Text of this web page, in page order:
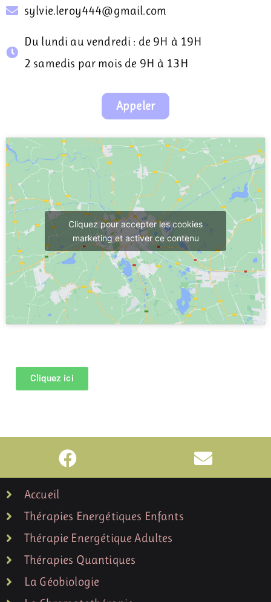
sylvie.leroy444@gmail.com
Du lundi au vendredi : de 9H à 19H
2 samedis par mois de 9H à 13H
Appeler
Cliquez pour accepter les cookies
marketing et activer ce contenu
Cliquez ici
Accueil
Thérapies Energétiques Enfants
Thérapie Energétique Adultes
Thérapies Quantiques
La Géobiologie